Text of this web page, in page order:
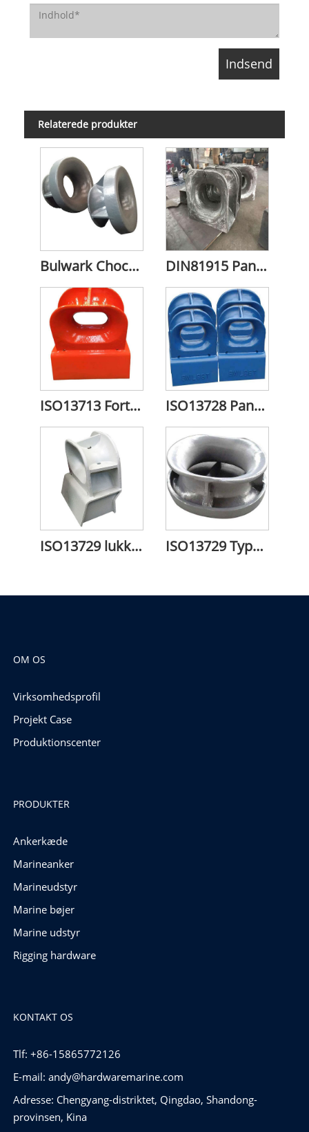
Relaterede produkter
Bulwark Chock (EU-type) Trækklods DIN81915 Panama Chock
ISO13713 Fortøjningsklods ISO13728 Panama Chock
ISO13729 lukket stopklods type A ISO13729 Type B bolværksmonteret lukket opklodsning
OM OS
Virksomhedsprofil
Projekt Case
Produktionscenter
PRODUKTER
Ankerkæde
Marineanker
Marineudstyr
Marine bøjer
Marine udstyr
Rigging hardware
KONTAKT OS
Tlf: +86-15865772126
E-mail: andy@hardwaremarine.com
Adresse: Chengyang-distriktet, Qingdao, Shandong-
provinsen, Kina